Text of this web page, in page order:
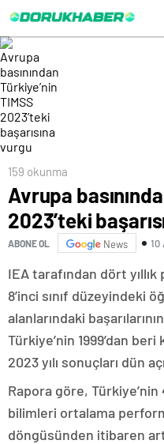
159 okunma
Avrupa
2023’teki
ABONE OL News 10
IEA tarafından dört
8’inci sınıf düzeyindeki
alanlarındaki
Türkiye’nin 1999’dan beri
2023 yılı sonuçları dün
Rapora göre, Türkiye’nin
bilimleri ortalama
döngüsünden itibaren